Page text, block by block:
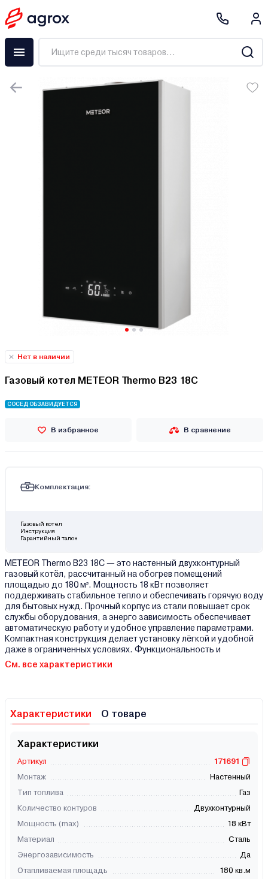
Нет в наличии
Газовый котел METEOR Thermo B23 18C
СОСЕД ОБЗАВИДУЕТСЯ
В избранное В сравнение
Комплектация:
Газовый котел
Инструкция
Гарантийный талон
METEOR Thermo B23 18C — это настенный двухконтурный
газовый котёл, рассчитанный на обогрев помещений
площадью до 180 м². Мощность 18 кВт позволяет
поддерживать стабильное тепло и обеспечивать горячую воду
для бытовых нужд. Прочный корпус из стали повышает срок
службы оборудования, а энерго зависимость обеспечивает
автоматическую работу и удобное управление параметрами.
Компактная конструкция делает установку лёгкой и удобной
даже в ограниченных условиях. Функциональность и
См. все характеристики
Характеристики О товаре
Характеристики
Артикул
171691
Монтаж
Настенный
Тип топлива
Газ
Количество контуров
Двухконтурный
Мощность (max)
18 кВт
Материал
Сталь
Энергозависимость
Да
Отапливаемая площадь
180 кв.м